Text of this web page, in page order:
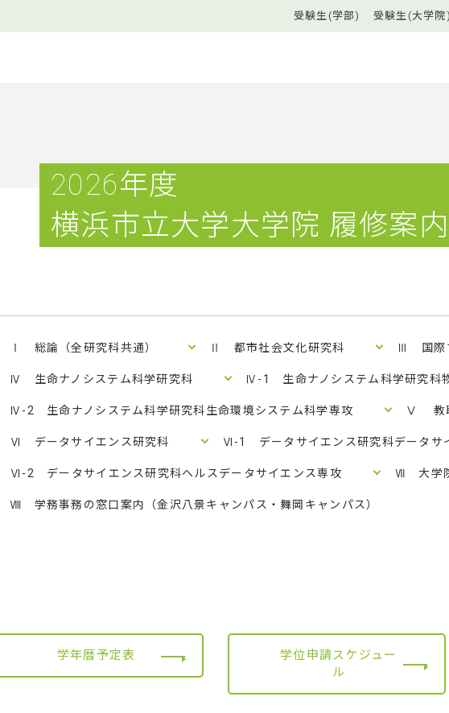
受験生(学部) 受験生(大学院)
2026年度
横浜市立大学大学院 履修案内
Ⅰ 総論（全研究科共通） Ⅱ 都市社会文化研究科 Ⅲ 国際
Ⅳ 生命ナノシステム科学研究科 Ⅳ-1 生命ナノシステム科学研究科
Ⅳ-2 生命ナノシステム科学研究科生命環境システム科学専攻 Ⅴ 教職
Ⅵ データサイエンス研究科 Ⅵ-1 データサイエンス研究科データサ
Ⅵ-2 データサイエンス研究科ヘルスデータサイエンス専攻 Ⅶ 大学
Ⅷ 学務事務の窓口案内（金沢八景キャンパス・舞岡キャンパス）
学年暦予定表
学位申請スケジュー
ル